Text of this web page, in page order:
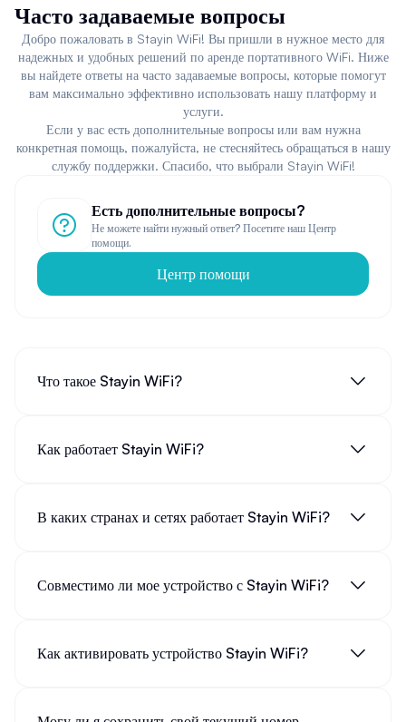
Часто задаваемые вопросы
Добро пожаловать в Stayin WiFi! Вы пришли в нужное место для
надежных и удобных решений по аренде портативного WiFi. Ниже
вы найдете ответы на часто задаваемые вопросы, которые помогут
вам максимально эффективно использовать нашу платформу и
услуги.
Если у вас есть дополнительные вопросы или вам нужна
конкретная помощь, пожалуйста, не стесняйтесь обращаться в нашу
службу поддержки. Спасибо, что выбрали Stayin WiFi!
Есть дополнительные вопросы?
Не можете найти нужный ответ? Посетите наш Центр
помощи.
Центр помощи
Что такое Stayin WiFi?
Как работает Stayin WiFi?
В каких странах и сетях работает Stayin WiFi?
Совместимо ли мое устройство с Stayin WiFi?
Как активировать устройство Stayin WiFi?